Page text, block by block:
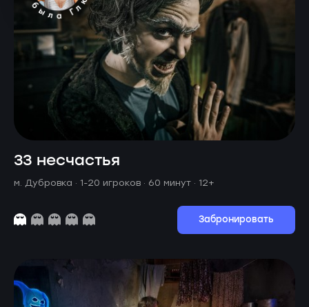
33 несчастья
м. Дубровка · 1-20 игроков · 60 минут · 12+
Забронировать